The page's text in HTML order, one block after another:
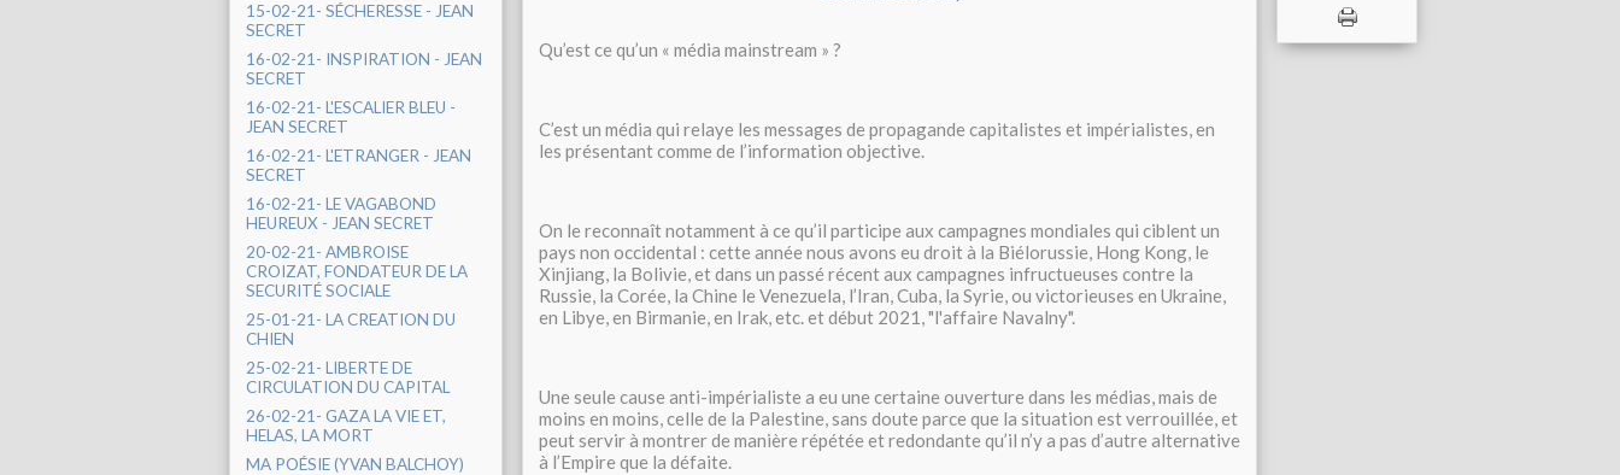
15-02-21- SÉCHERESSE - JEAN
SECRET
16-02-21- INSPIRATION - JEAN
SECRET
16-02-21- L'ESCALIER BLEU -
JEAN SECRET
16-02-21- L'ETRANGER - JEAN
SECRET
16-02-21- LE VAGABOND
HEUREUX - JEAN SECRET
20-02-21- AMBROISE
CROIZAT, FONDATEUR DE LA
SECURITÉ SOCIALE
25-01-21- LA CREATION DU
CHIEN
25-02-21- LIBERTE DE
CIRCULATION DU CAPITAL
26-02-21- GAZA LA VIE ET,
HELAS, LA MORT
MA POÉSIE (YVAN BALCHOY)
Qu’est ce qu’un « média mainstream » ?
C’est un média qui relaye les messages de propagande capitalistes et impérialistes, en
les présentant comme de l’information objective.
On le reconnaît notamment à ce qu’il participe aux campagnes mondiales qui ciblent un
pays non occidental : cette année nous avons eu droit à la Biélorussie, Hong Kong, le
Xinjiang, la Bolivie, et dans un passé récent aux campagnes infructueuses contre la
Russie, la Corée, la Chine le Venezuela, l’Iran, Cuba, la Syrie, ou victorieuses en Ukraine,
en Libye, en Birmanie, en Irak, etc. et début 2021, "l'affaire Navalny".
Une seule cause anti-impérialiste a eu une certaine ouverture dans les médias, mais de
moins en moins, celle de la Palestine, sans doute parce que la situation est verrouillée, et
peut servir à montrer de manière répétée et redondante qu’il n’y a pas d’autre alternative
à l’Empire que la défaite.